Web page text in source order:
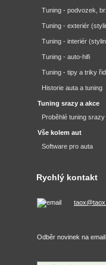
Tuning - podvozek,
Tuning - exteriér
Tuning - interiér
Tuning - auto-hifi
Tuning - tipy a triky
Historie auta a tuning
Tuning srazy a akce
Proběhlé tuning srazy
Vše kolem aut
Software pro auta
Rychlý kontakt
Odběr novinek na email